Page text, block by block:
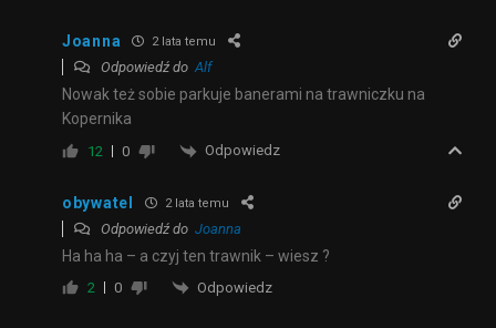
Joanna 2 lata temu
Odpowiedź do Alf
Nowak też sobie parkuje banerami na trawniczku na
Kopernika
12 0 Odpowiedz
obywatel 2 lata temu
Odpowiedź do Joanna
Ha ha ha – a czyj ten trawnik – wiesz ?
2 0 Odpowiedz